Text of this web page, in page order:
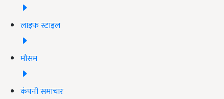
लाइफ स्टाइल
मौसम
कंपनी समाचार